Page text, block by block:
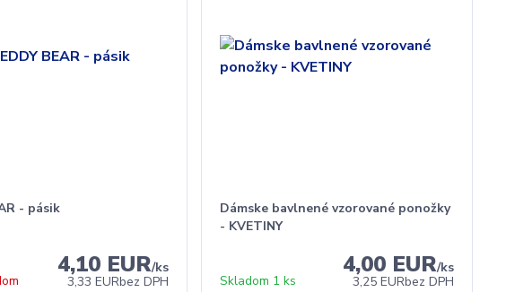
- pásik
4,10 EUR/ks
3,33 EURbez DPH
Dámske bavlnené vzorované ponožky
- KVETINY
4,00 EUR/ks
3,25 EURbez DPH
Skladom 1 ks